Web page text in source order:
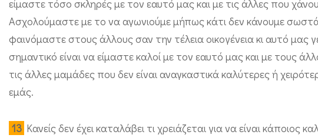
είμαστε τόσο σκληρές με τον εαυτό μας και με τις άλλες που
Ασχολούμαστε με το να αγωνιούμε μήπως κάτι δεν κάνουμε
φαινόμαστε στους άλλους σαν την τέλεια οικογένεια κι αυτό μας
σημαντικό είναι να είμαστε καλοί με τον εαυτό μας και με τους
τις άλλες μαμάδες που δεν είναι αναγκαστικά καλύτερες ή
εμάς.
13 Κανείς δεν έχει καταλάβει τι χρειάζεται για να είναι